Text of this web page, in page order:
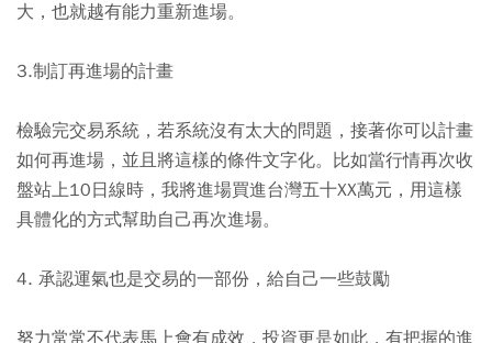
大，也就越有能力重新進場。
3.制訂再進場的計畫
檢驗完交易系統，若系統沒有太大的問題，接著你可以計畫
如何再進場，並且將這樣的條件文字化。比如當行情再次收
盤站上10日線時，我將進場買進台灣五十XX萬元，用這樣
具體化的方式幫助自己再次進場。
4. 承認運氣也是交易的一部份，給自己一些鼓勵
努力常常不代表馬上會有成效，投資更是如此，有把握的進